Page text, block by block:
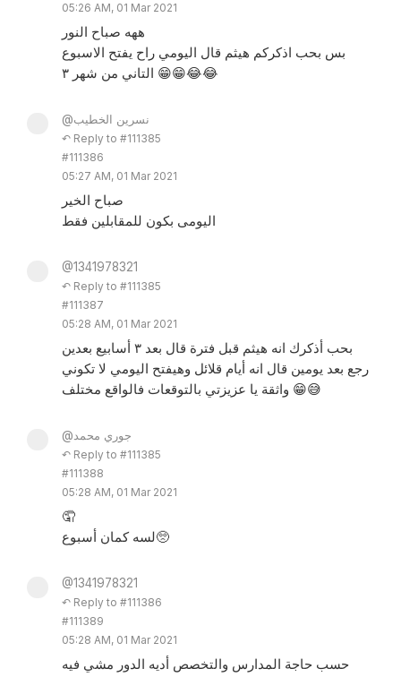
05:26 AM, 01 Mar 2021
ههه صباح النور
بس بحب اذكركم هيثم قال اليومي راح يفتح الاسبوع
التاني من شهر ٣ 😁😁😂😂
@نسرين الخطيب
↶ Reply to #111385
#111386
05:27 AM, 01 Mar 2021
صباح الخير
اليومى بكون للمقابلين فقط
@1341978321
↶ Reply to #111385
#111387
05:28 AM, 01 Mar 2021
بحب أذكرك انه هيثم قبل فترة قال بعد ٣ أسابيع بعدين
رجع بعد يومين قال انه أيام قلائل وهيفتح اليومي لا تكوني
واثقة يا عزيزتي بالتوقعات فالواقع مختلف 😁😅
@جوري محمد
↶ Reply to #111385
#111388
05:28 AM, 01 Mar 2021
🤦
لسه كمان أسبوع🥺
@1341978321
↶ Reply to #111386
#111389
05:28 AM, 01 Mar 2021
حسب حاجة المدارس والتخصص أديه الدور مشي فيه